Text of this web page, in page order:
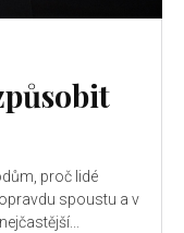
proč lidé
spoustu a v